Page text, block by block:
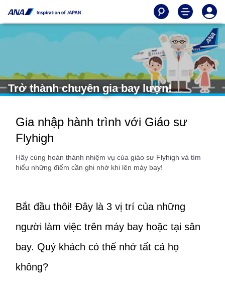
Trở thành chuyên gia bay lượn!
Gia nhập hành trình với Giáo sư
Flyhigh
Hãy cùng hoàn thành nhiệm vụ của giáo sư Flyhigh và tìm
hiểu những điểm cần ghi nhớ khi lên máy bay!
Bắt đầu thôi! Đây là 3 vị trí của những
người làm việc trên máy bay hoặc tại sân
bay. Quý khách có thể nhớ tất cả họ
không?